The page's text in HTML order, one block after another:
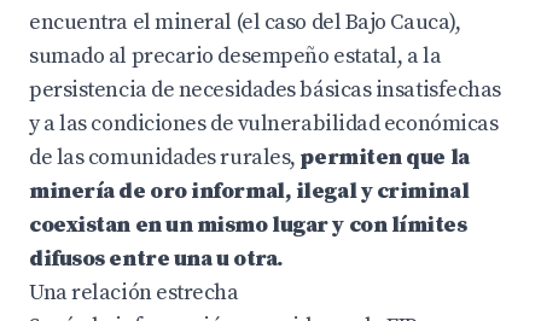
encuentra el mineral (el caso del Bajo Cauca),
sumado al precario desempeño estatal, a la
persistencia de necesidades básicas insatisfechas
y a las condiciones de vulnerabilidad económicas
de las comunidades rurales, permiten que la
minería de oro informal, ilegal y criminal
coexistan en un mismo lugar y con límites
difusos entre una u otra.
Una relación estrecha